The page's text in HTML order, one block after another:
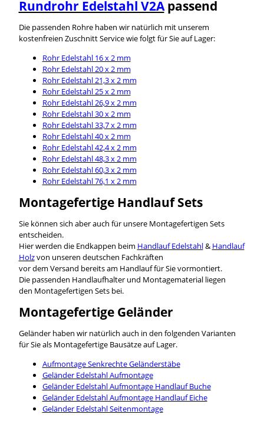
Rundrohr Edelstahl V2Apassend
Die passenden Rohre haben wir natürlich mit unserem
kostenfreien Zuschnitt Service wie folgt für Sie auf Lager:
Rohr Edelstahl 16 x 2 mm
Rohr Edelstahl 20 x 2 mm
Rohr Edelstahl 21,3 x 2 mm
Rohr Edelstahl 25 x 2 mm
Rohr Edelstahl 26,9 x 2 mm
Rohr Edelstahl 30 x 2 mm
Rohr Edelstahl 33,7 x 2 mm
Rohr Edelstahl 40 x 2 mm
Rohr Edelstahl 42,4 x 2 mm
Rohr Edelstahl 48,3 x 2 mm
Rohr Edelstahl 60,3 x 2 mm
Rohr Edelstahl 76,1 x 2 mm
Montagefertige Handlauf Sets
Sie können sich aber auch für unsere Montagefertigen Sets
entscheiden.
Hier werden die Endkappen beim Handlauf Edelstahl& Handlauf
Holzvon unseren deutschen Fachkräften
vor dem Versand bereits am Handlauf für Sie vormontiert.
Die passenden Handlaufhalter und Montagematerial liegen
den Montagefertigen Sets bei.
Montagefertige Geländer
Geländer haben wir natürlich auch in den folgenden Varianten
für Sie als Montagefertige Bausätze auf Lager.
Aufmontage Senkrechte Geländerstäbe
Geländer Edelstahl Aufmontage
Geländer Edelstahl Aufmontage Handlauf Buche
Geländer Edelstahl Aufmontage Handlauf Eiche
Geländer Edelstahl Seitenmontage